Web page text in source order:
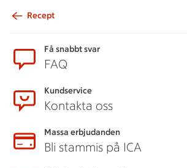
Recept
Få snabbt svar
FAQ
Kundservice
Kontakta oss
Massa erbjudanden
Bli stammis på ICA